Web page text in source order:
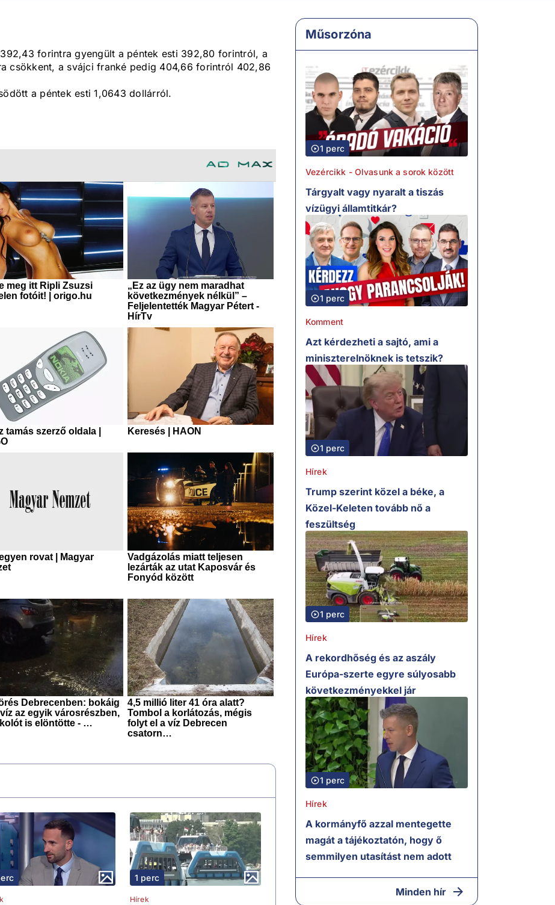
forintra gyengült a péntek esti 392,80 forintról, a
csökkent, a svájci franké pedig 404,66 forintról 402,86
a péntek esti 1,0643 dollárról.
1 perc
Hírek
Műsorzóna
1 perc
Vezércikk - Olvasunk a sorok között
Tárgyalt vagy nyaralt a tiszás
vízügyi államtitkár?
1 perc
Komment
Azt kérdezheti a sajtó, ami a
miniszterelnöknek is tetszik?
1 perc
Hírek
Trump szerint közel a béke, a
Közel-Keleten tovább nő a
feszültség
1 perc
Hírek
A rekordhőség és az aszály
Európa-szerte egyre súlyosabb
következményekkel jár
1 perc
Hírek
A kormányfő azzal mentegette
magát a tájékoztatón, hogy ő
semmilyen utasítást nem adott
Minden hír